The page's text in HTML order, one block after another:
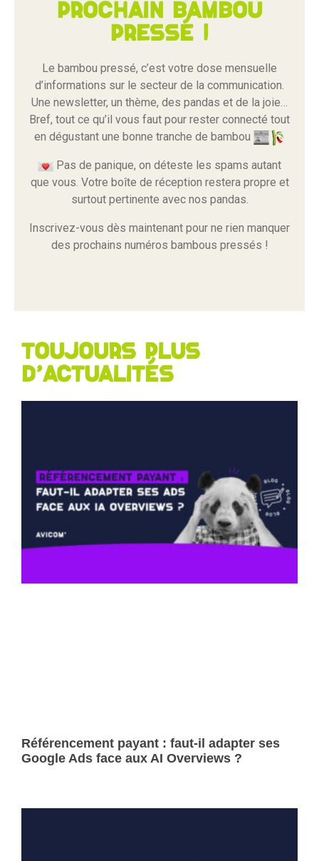
prochain bambou
pressé !
Le bambou pressé, c’est votre dose mensuelle
d’informations sur le secteur de la communication.
Une newsletter, un thème, des pandas et de la joie…
Bref, tout ce qu’il vous faut pour rester connecté tout
en dégustant une bonne tranche de bambou
Pas de panique, on déteste les spams autant
que vous. Votre boîte de réception restera propre et
surtout pertinente avec nos pandas.
Inscrivez-vous dès maintenant pour ne rien manquer
des prochains numéros bambous pressés !
Toujours plus
d'actualités
Référencement payant : faut-il adapter ses
Google Ads face aux AI Overviews ?